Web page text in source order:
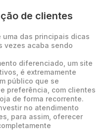
de clientes
uma das principais dicas
vezes acaba sendo
diferenciado, um site
é extremamente
público que se
preferência, com clientes
de forma recorrente.
no atendimento
para assim, oferecer